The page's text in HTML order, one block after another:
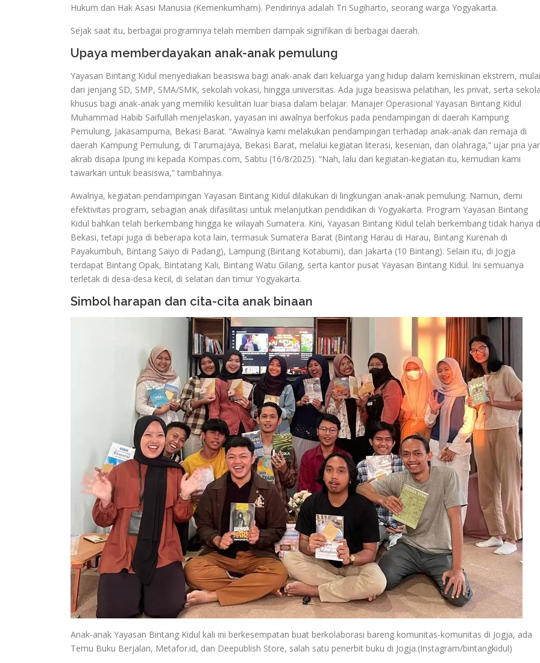
Hukum dan Hak Asasi Manusia (Kemenkumham). Pendirinya adalah Tri Sugiharto, seorang warga Yogyakarta.
Sejak saat itu, berbagai programnya telah memberi dampak signifikan di berbagai daerah.
Upaya memberdayakan anak-anak pemulung
Yayasan Bintang Kidul menyediakan beasiswa bagi anak-anak dari keluarga yang hidup dalam kemiskinan ekstrem, mulai
dari jenjang SD, SMP, SMA/SMK, sekolah vokasi, hingga universitas. Ada juga beasiswa pelatihan, les privat, serta
khusus bagi anak-anak yang memiliki kesulitan luar biasa dalam belajar. Manajer Operasional Yayasan Bintang Kidul
Muhammad Habib Saifullah menjelaskan, yayasan ini awalnya berfokus pada pendampingan di daerah Kampung
Pemulung, Jakasampurna, Bekasi Barat. “Awalnya kami melakukan pendampingan terhadap anak-anak dan remaja di
daerah Kampung Pemulung, di Tarumajaya, Bekasi Barat, melalui kegiatan literasi, kesenian, dan olahraga,” ujar pria
akrab disapa Ipung ini kepada Kompas.com, Sabtu (16/8/2025). “Nah, lalu dari kegiatan-kegiatan itu, kemudian kami
tawarkan untuk beasiswa,” tambahnya.
Awalnya, kegiatan pendampingan Yayasan Bintang Kidul dilakukan di lingkungan anak-anak pemulung. Namun, demi
efektivitas program, sebagian anak difasilitasi untuk melanjutkan pendidikan di Yogyakarta. Program Yayasan Bintang
Kidul bahkan telah berkembang hingga ke wilayah Sumatera. Kini, Yayasan Bintang Kidul telah berkembang tidak hanya
Bekasi, tetapi juga di beberapa kota lain, termasuk Sumatera Barat (Bintang Harau di Harau, Bintang Kurenah di
Payakumbuh, Bintang Saiyo di Padang), Lampung (Bintang Kotabumi), dan Jakarta (10 Bintang). Selain itu, di Jogja
terdapat Bintang Opak, Bintatang Kali, Bintang Watu Gilang, serta kantor pusat Yayasan Bintang Kidul. Ini semuanya
terletak di desa-desa kecil, di selatan dan timur Yogyakarta.
Simbol harapan dan cita-cita anak binaan
Anak-anak Yayasan Bintang Kidul kali ini berkesempatan buat berkolaborasi bareng komunitas-komunitas di Jogja, ada
Temu Buku Berjalan, Metafor.id, dan Deepublish Store, salah satu penerbit buku di Jogja.(Instagram/bintangkidul)